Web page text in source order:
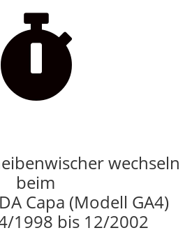

wechseln
beim
Capa (Modell GA4)
1998 bis 12/2002